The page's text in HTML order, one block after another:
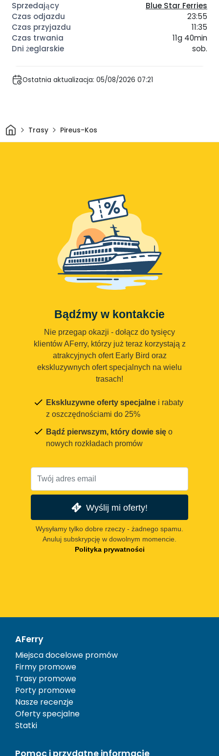
Blue Star Ferries
23:55
11:35
11g 40min
sob.
Ostatnia aktualizacja: 05/08/2026 07:21
DomTrasy Pireus-Kos
Bądźmy w kontakcie
Nie przegap okazji - dołącz do tysięcy
klientów AFerry, którzy już teraz korzystają z
atrakcyjnych ofert Early Bird oraz
ekskluzywnych ofert specjalnych na wielu
trasach!
Ekskluzywne oferty specjalne i rabaty
z oszczędnościami do 25%
Bądź pierwszym, który dowie się o
nowych rozkładach promów
Wyślij mi oferty!
Wysyłamy tylko dobre rzeczy - żadnego spamu.
Anuluj subskrypcję w dowolnym momencie.
Polityka prywatności
AFerry
Miejsca docelowe promów
Firmy promowe
Trasy promowe
Porty promowe
Nasze recenzje
Oferty specjalne
Statki
Pomoc i przydatne informacje